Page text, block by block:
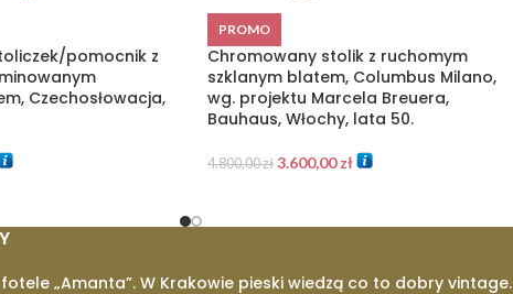
pomocnik z
Czechosłowacja,
PROMO
Chromowany stolik z ruchomym
szklanym blatem, Columbus Milano,
wg. projektu Marcela Breuera,
Bauhaus, Włochy, lata 50.
4.800,00zł 3.600,00zł
„Amanta”. W Krakowie pieski wiedzą co to dobry vintage.